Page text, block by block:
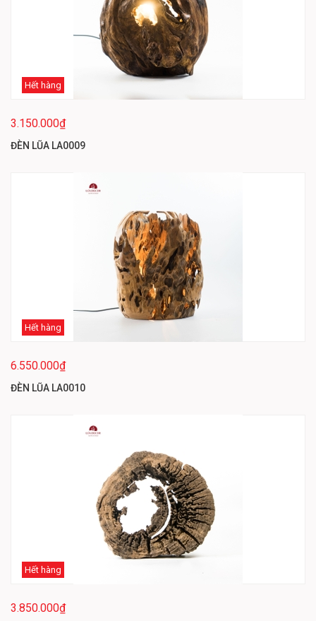
Hết hàng
3.150.000₫
ĐÈN LŨA LA0009
Hết hàng
6.550.000₫
ĐÈN LŨA LA0010
Hết hàng
3.850.000₫